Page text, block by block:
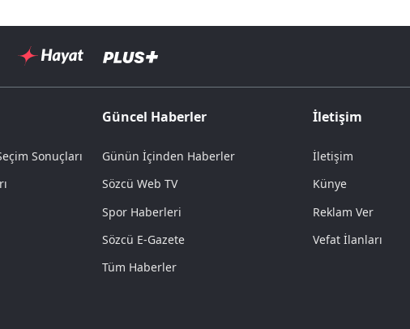
Sonuçları
Güncel Haberler
Günün İçinden Haberler
Sözcü Web TV
Spor Haberleri
Sözcü E-Gazete
Tüm Haberler
İletişim
İletişim
Künye
Reklam Ver
Vefat İlanları